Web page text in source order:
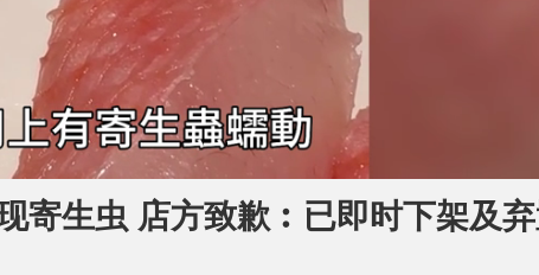
寄生虫 店方致歉︰已即时下架及